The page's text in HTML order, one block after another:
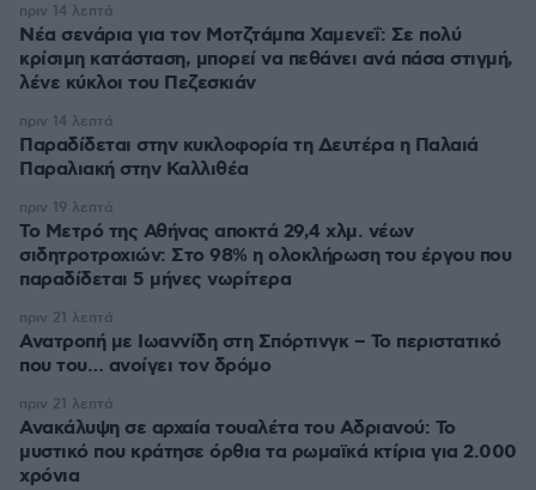
Νέα σενάρια για τον Μοτζτάμπα Χαμενεΐ: Σε πολύ
κρίσιμη κατάσταση, μπορεί να πεθάνει ανά πάσα στιγμή,
λένε κύκλοι του Πεζεσκιάν
πριν 14 λεπτά
Παραδίδεται στην κυκλοφορία τη Δευτέρα η Παλαιά
Παραλιακή στην Καλλιθέα
πριν 14 λεπτά
Το Μετρό της Αθήνας αποκτά 29,4 χλμ. νέων
σιδητροτροχιών: Στο 98% η ολοκλήρωση του έργου που
παραδίδεται 5 μήνες νωρίτερα
πριν 19 λεπτά
Ανατροπή με Ιωαννίδη στη Σπόρτινγκ – Το περιστατικό
που του… ανοίγει τον δρόμο
πριν 21 λεπτά
Ανακάλυψη σε αρχαία τουαλέτα του Αδριανού: Το
μυστικό που κράτησε όρθια τα ρωμαϊκά κτίρια για 2.000
χρόνια
πριν 21 λεπτά